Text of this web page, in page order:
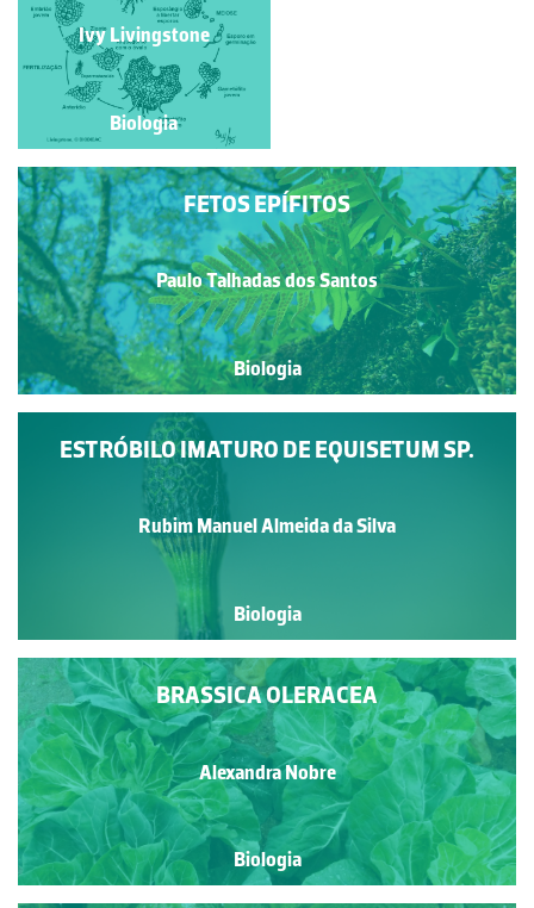
Paulo Talhadas dos Santos
Biologia
FETOS EPÍFITOS
Paulo Talhadas dos Santos
Biologia
ESTRÓBILO IMATURO DE EQUISETUM SP.
Rubim Manuel Almeida da Silva
Biologia
BRASSICA OLERACEA
Alexandra Nobre
Biologia
Ivy Livingstone
Biologia